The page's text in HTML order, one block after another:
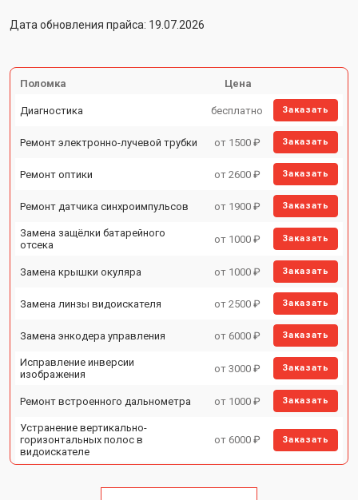
Дата обновления прайса: 19.07.2026
Поломка Цена
Диагностика бесплатно Заказать
Ремонт электронно-лучевой трубки от 1500 ₽ Заказать
Ремонт оптики от 2600 ₽ Заказать
Ремонт датчика синхроимпульсов от 1900 ₽ Заказать
Замена защёлки батарейного
отсека
от 1000 ₽ Заказать
Замена крышки окуляра от 1000 ₽ Заказать
Замена линзы видоискателя от 2500 ₽ Заказать
Замена энкодера управления от 6000 ₽ Заказать
Исправление инверсии
изображения
от 3000 ₽ Заказать
Ремонт встроенного дальнометра от 1000 ₽ Заказать
Устранение вертикально-
горизонтальных полос в
видоискателе
от 6000 ₽ Заказать